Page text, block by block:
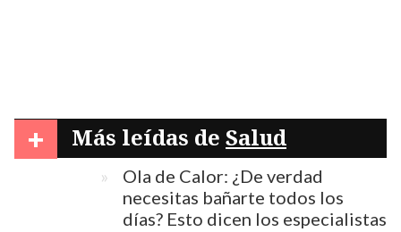
+ Más leídas de Salud